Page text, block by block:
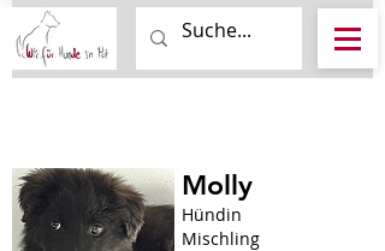
Molly
Hündin
Mischling